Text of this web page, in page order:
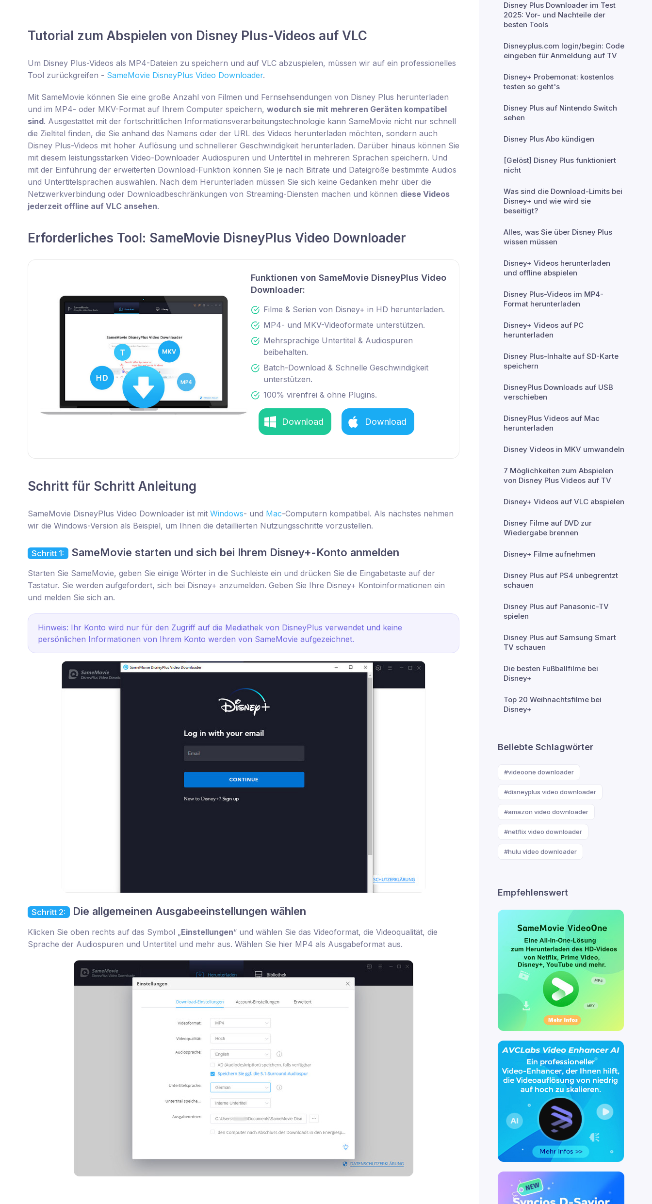
Tutorial zum Abspielen von Disney Plus-Videos auf VLC
Um Disney Plus-Videos als MP4-Dateien zu speichern und auf VLC abzuspielen, müssen wir auf ein professionelles
Tool zurückgreifen - SameMovie DisneyPlus Video Downloader.
Mit SameMovie können Sie eine große Anzahl von Filmen und Fernsehsendungen von Disney Plus herunterladen
und im MP4- oder MKV-Format auf Ihrem Computer speichern, wodurch sie mit mehreren Geräten kompatibel
sind. Ausgestattet mit der fortschrittlichen Informationsverarbeitungstechnologie kann SameMovie nicht nur schnell
die Zieltitel finden, die Sie anhand des Namens oder der URL des Videos herunterladen möchten, sondern auch
Disney Plus-Videos mit hoher Auflösung und schnellerer Geschwindigkeit herunterladen. Darüber hinaus können Sie
mit diesem leistungsstarken Video-Downloader Audiospuren und Untertitel in mehreren Sprachen speichern. Und
mit der Einführung der erweiterten Download-Funktion können Sie je nach Bitrate und Dateigröße bestimmte Audios
und Untertitelsprachen auswählen. Nach dem Herunterladen müssen Sie sich keine Gedanken mehr über die
Netzwerkverbindung oder Downloadbeschränkungen von Streaming-Diensten machen und können diese Videos
jederzeit offline auf VLC ansehen.
Erforderliches Tool: SameMovie DisneyPlus Video Downloader
Funktionen von SameMovie DisneyPlus Video
Downloader:
Filme & Serien von Disney+ in HD herunterladen.
MP4- und MKV-Videoformate unterstützen.
Mehrsprachige Untertitel & Audiospuren
beibehalten.
Batch-Download & Schnelle Geschwindigkeit
unterstützen.
100% virenfrei & ohne Plugins.
Download Download
Schritt für Schritt Anleitung
SameMovie DisneyPlus Video Downloader ist mit Windows- und Mac-Computern kompatibel. Als nächstes nehmen
wir die Windows-Version als Beispiel, um Ihnen die detaillierten Nutzungsschritte vorzustellen.
Schritt 1: SameMovie starten und sich bei Ihrem Disney+-Konto anmelden
Starten Sie SameMovie, geben Sie einige Wörter in die Suchleiste ein und drücken Sie die Eingabetaste auf der
Tastatur. Sie werden aufgefordert, sich bei Disney+ anzumelden. Geben Sie Ihre Disney+ Kontoinformationen ein
und melden Sie sich an.
Hinweis: Ihr Konto wird nur für den Zugriff auf die Mediathek von DisneyPlus verwendet und keine
persönlichen Informationen von Ihrem Konto werden von SameMovie aufgezeichnet.
Schritt 2: Die allgemeinen Ausgabeeinstellungen wählen
Klicken Sie oben rechts auf das Symbol „Einstellungen“ und wählen Sie das Videoformat, die Videoqualität, die
Sprache der Audiospuren und Untertitel und mehr aus. Wählen Sie hier MP4 als Ausgabeformat aus.
Disney Plus Downloader im Test
2025: Vor- und Nachteile der
besten Tools
Disneyplus.com login/begin: Code
eingeben für Anmeldung auf TV
Disney+ Probemonat: kostenlos
testen so geht's
Disney Plus auf Nintendo Switch
sehen
Disney Plus Abo kündigen
[Gelöst] Disney Plus funktioniert
nicht
Was sind die Download-Limits bei
Disney+ und wie wird sie
beseitigt?
Alles, was Sie über Disney Plus
wissen müssen
Disney+ Videos herunterladen
und offline abspielen
Disney Plus-Videos im MP4-
Format herunterladen
Disney+ Videos auf PC
herunterladen
Disney Plus-Inhalte auf SD-Karte
speichern
DisneyPlus Downloads auf USB
verschieben
DisneyPlus Videos auf Mac
herunterladen
Disney Videos in MKV umwandeln
7 Möglichkeiten zum Abspielen
von Disney Plus Videos auf TV
Disney+ Videos auf VLC abspielen
Disney Filme auf DVD zur
Wiedergabe brennen
Disney+ Filme aufnehmen
Disney Plus auf PS4 unbegrentzt
schauen
Disney Plus auf Panasonic-TV
spielen
Disney Plus auf Samsung Smart
TV schauen
Die besten Fußballfilme bei
Disney+
Top 20 Weihnachtsfilme bei
Disney+
Beliebte Schlagwörter
#videoone downloader
#disneyplus video downloader
#amazon video downloader
#netflix video downloader
#hulu video downloader
Empfehlenswert